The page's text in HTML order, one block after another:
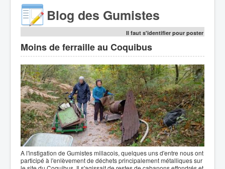
RANDONNÉE SPORTIVE
Blog des Gumistes
Il faut s'identifier pour poster
Moins de ferraille au Coquibus
A l'instigation de Gumistes millacois, quelques uns d'entre nous ont
participé à l'enlèvement de déchets principalement métalliques sur